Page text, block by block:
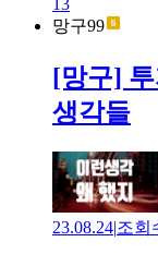
13
망구99
[망구]
생각들
23.08.24|조회